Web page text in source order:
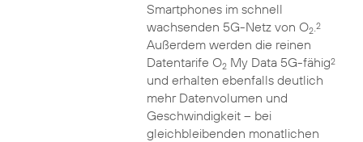
Smartphones im schnell
wachsenden 5G-Netz von O2.2
Außerdem werden die reinen
Datentarife O2My Data 5G-fähig2
und erhalten ebenfalls deutlich
mehr Datenvolumen und
Geschwindigkeit – bei
gleichbleibenden monatlichen